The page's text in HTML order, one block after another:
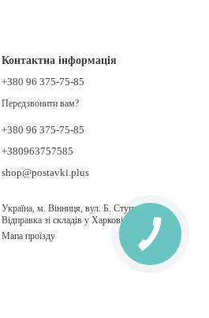
Контактна інформація
+380 96 375-75-85
Передзвонити вам?
+380 96 375-75-85
+380963757585
shop@postavki.plus
Україна, м. Вінниця, вул. Б. Ступки 21.
Відправка зі складів у Харкові, Києві
Мапа проїзду